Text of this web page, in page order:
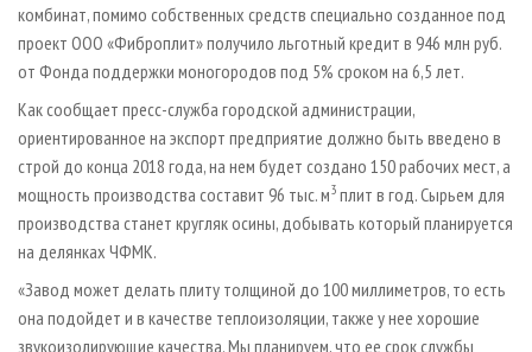
БИОЭНЕРГЕТИКА
ЦБП
ИНСТРУМЕНТ И МАТЕРИАЛЫ
RUSSIAN FORESTRY REVIEW
ГАЗЕТА ЛЕСПРОМФОРУМ
БИБЛИОТЕКА СПЕЦИАЛИСТА
комбинат, помимо собственных средств специально созданное под
проект ООО «Фиброплит» получило льготный кредит в 946 млн руб.
от Фонда поддержки моногородов под 5% сроком на 6,5 лет.
Как сообщает пресс-служба городской администрации,
ориентированное на экспорт предприятие должно быть введено в
строй до конца 2018 года, на нем будет создано 150 рабочих мест, а
мощность производства составит 96 тыс. м3 плит в год. Сырьем для
производства станет кругляк осины, добывать который планируется
на делянках ЧФМК.
«Завод может делать плиту толщиной до 100 миллиметров, то есть
она подойдет и в качестве теплоизоляции, также у нее хорошие
звукоизолирующие качества. Мы планируем, что ее срок службы